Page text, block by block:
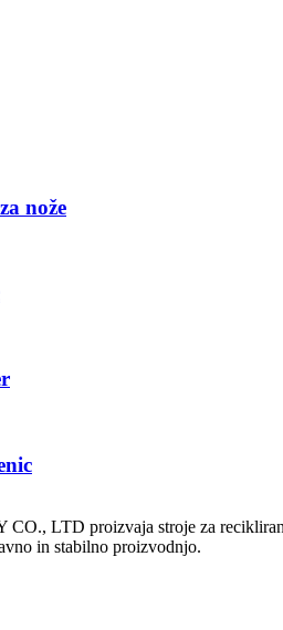
nože
LTD proizvaja stroje za recikliranje
in stabilno proizvodnjo.